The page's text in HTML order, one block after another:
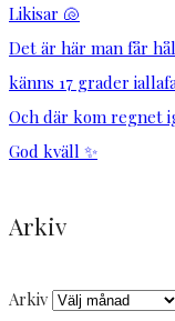
Likisar 🐚
Det är här man får
känns 17 grader
Och där kom regnet
God kväll ✨
Arkiv
Arkiv